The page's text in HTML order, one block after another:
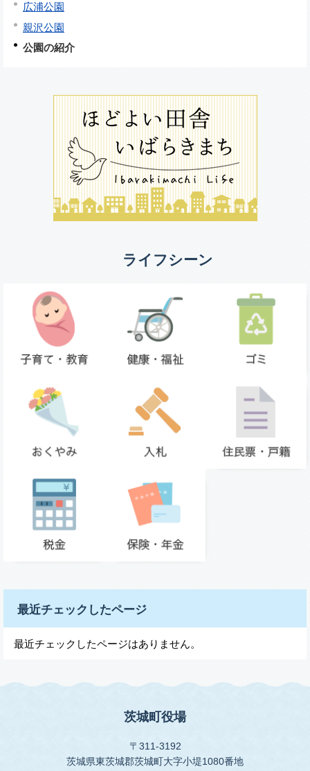
広浦公園
親沢公園
公園の紹介
ライフシーン
最近チェックしたページ
最近チェックしたページはありません。
茨城町役場
〒311-3192
茨城県東茨城郡茨城町大字小堤1080番地